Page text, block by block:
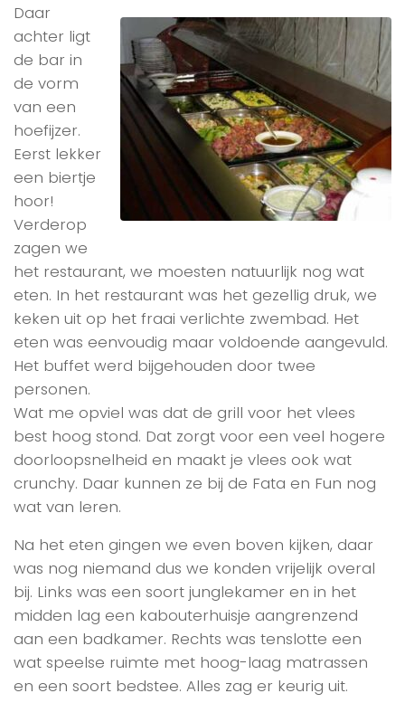
Daar
achter ligt
de bar in
de vorm
van een
hoefijzer.
Eerst lekker
een biertje
hoor!
Verderop
zagen we
het restaurant, we moesten natuurlijk nog wat
eten. In het restaurant was het gezellig druk, we
keken uit op het fraai verlichte zwembad. Het
eten was eenvoudig maar voldoende aangevuld.
Het buffet werd bijgehouden door twee
personen.
Wat me opviel was dat de grill voor het vlees
best hoog stond. Dat zorgt voor een veel hogere
doorloopsnelheid en maakt je vlees ook wat
crunchy. Daar kunnen ze bij de Fata en Fun nog
wat van leren.
Na het eten gingen we even boven kijken, daar
was nog niemand dus we konden vrijelijk overal
bij. Links was een soort junglekamer en in het
midden lag een kabouterhuisje aangrenzend
aan een badkamer. Rechts was tenslotte een
wat speelse ruimte met hoog-laag matrassen
en een soort bedstee. Alles zag er keurig uit.